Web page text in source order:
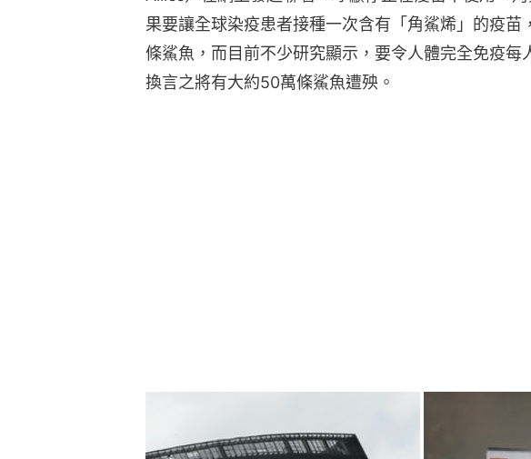
果要讓全球染疫患者接種一次含有「角鯊烯」的疫苗
條鯊魚，而目前不少研究顯示，要令人體完全免疫每
換言之將有大約50萬條鯊魚遭殃。